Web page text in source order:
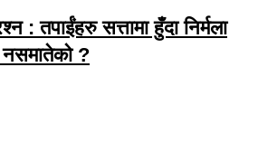
: तपाईंहरु सत्तामा हुँदा निर्मला
नसमातेको ?